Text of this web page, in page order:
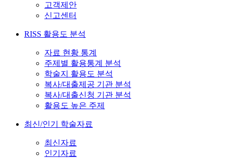
고객제안
신고센터
RISS 활용도 분석
자료 현황 통계
주제별 활용통계 분석
학술지 활용도 분석
복사/대출제공 기관 분석
복사/대출신청 기관 분석
활용도 높은 주제
최신/인기 학술자료
최신자료
인기자료